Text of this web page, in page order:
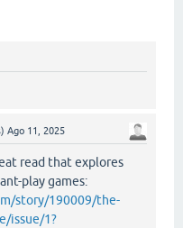
Ago 11, 2025
read that explores
play games:
story/190009/the-
issue/1?